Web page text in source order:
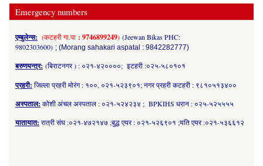
Emergency numbers
एम्बुलेन्स: (कटहरी गा.पा : 9746899249) (Jeewan Bikas PHC:
9802303600) ; (Morang sahakari aspatal : 9842282777)
बरुणयन्त्र: (बिराटनगर ) : ०२१-४२००००; इटहरी :०२५-५८०१०१
प्रहरी: जिल्ला प्रहरी मोरंग : १००, ०२१-५२३९०१; नगर प्रहरी कटहरी : ९८१०५१३४००
अस्पताल: कोशी अंचल अस्पताल : ०२१-५२४२३४ ; BPKIHS धरान : ०२५-५२५५५५
यातायात: रात्री संघ :०२१-४७२१४७ ;बुद्ध एयर : ०२१-५२६९०१ ;यति एयर :०२१-५३६६१२